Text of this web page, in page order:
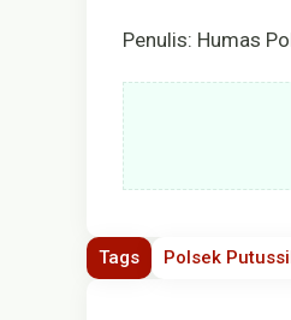
Penulis: Humas
Tags Polsek